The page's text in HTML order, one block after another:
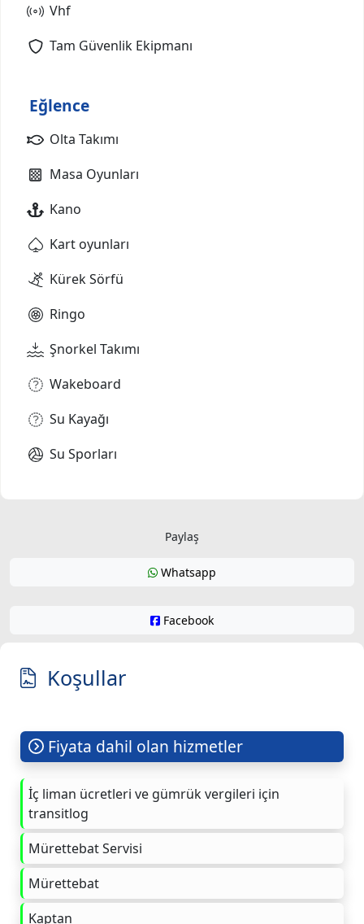
Vhf
Tam Güvenlik Ekipmanı
Eğlence
Olta Takımı
Masa Oyunları
Kano
Kart oyunları
Kürek Sörfü
Ringo
Şnorkel Takımı
Wakeboard
Su Kayağı
Su Sporları
Paylaş
Whatsapp
Facebook
Koşullar
Fiyata dahil olan hizmetler
İç liman ücretleri ve gümrük vergileri için
transitlog
Mürettebat Servisi
Mürettebat
Kaptan